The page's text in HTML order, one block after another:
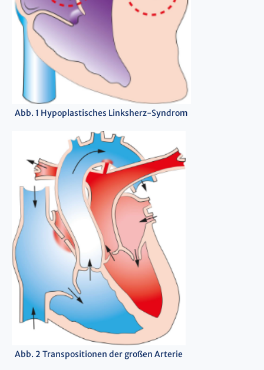
Abb. 1 Hypoplastisches Linksherz-Syndrom
Abb. 2 Transpositionen der großen Arterie